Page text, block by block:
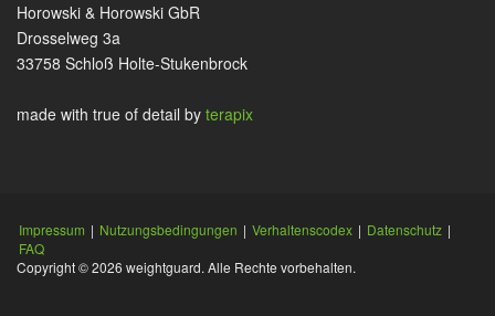
Horowski & Horowski GbR
Drosselweg 3a
33758 Schloß Holte-Stukenbrock
made with true of detail by terapix
Impressum | Nutzungsbedingungen | Verhaltenscodex | Datenschutz |
FAQ
Copyright © 2026 weightguard. Alle Rechte vorbehalten.